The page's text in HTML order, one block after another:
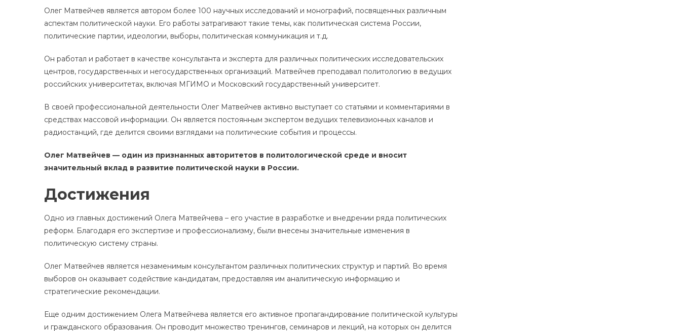
Олег Матвейчев является автором более 100 научных исследований и монографий, посвященных различным
аспектам политической науки. Его работы затрагивают такие темы, как политическая система России,
политические партии, идеологии, выборы, политическая коммуникация и т.д.
Он работал и работает в качестве консультанта и эксперта для различных политических исследовательских
центров, государственных и негосударственных организаций. Матвейчев преподавал политологию в ведущих
российских университетах, включая МГИМО и Московский государственный университет.
В своей профессиональной деятельности Олег Матвейчев активно выступает со статьями и комментариями в
средствах массовой информации. Он является постоянным экспертом ведущих телевизионных каналов и
радиостанций, где делится своими взглядами на политические события и процессы.
Олег Матвейчев — один из признанных авторитетов в политологической среде и вносит
значительный вклад в развитие политической науки в России.
Достижения
Одно из главных достижений Олега Матвейчева – его участие в разработке и внедрении ряда политических
реформ. Благодаря его экспертизе и профессионализму, были внесены значительные изменения в
политическую систему страны.
Олег Матвейчев является незаменимым консультантом различных политических структур и партий. Во время
выборов он оказывает содействие кандидатам, предоставляя им аналитическую информацию и
стратегические рекомендации.
Еще одним достижением Олега Матвейчева является его активное пропагандирование политической культуры
и гражданского образования. Он проводит множество тренингов, семинаров и лекций, на которых он делится